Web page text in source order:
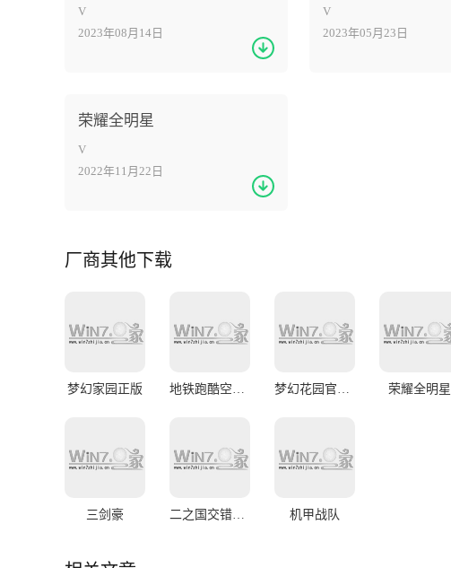
V
2023年08月14日
V
2023年05月23日
荣耀全明星
V
2022年11月22日
厂商其他下载
梦幻家园正版 荣耀全明星
三剑豪 机甲战队